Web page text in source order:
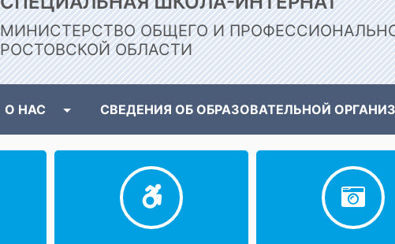
МИНИСТЕРСТВО ОБЩЕГО И
РОСТОВСКОЙ ОБЛАСТИ
О НАС СВЕДЕНИЯ ОБ ОБРАЗОВАТЕЛЬНОЙ